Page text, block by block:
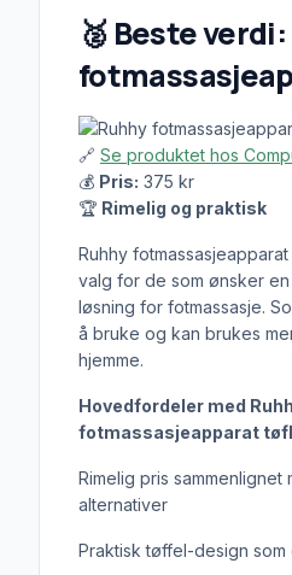
🥈 Beste
🔗 Se produktet hos
💰 Pris: 375 kr
🏆 Rimelig og praktisk
Ruhhy
valg for de som ønsker
løsning for fotmassasje.
å bruke og kan brukes
hjemme.
Hovedfordeler med
fotmassasjeapparat
Rimelig pris sammenlignet
alternativer
Praktisk tøffel-design